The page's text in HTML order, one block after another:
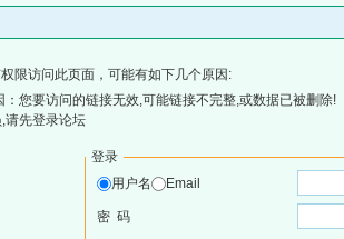
限访问此页面，可能有如下几个原因:
：您要访问的链接无效,可能链接不完整,或数据已被删除!
请先登录论坛
登录
用户名
Email
密 码